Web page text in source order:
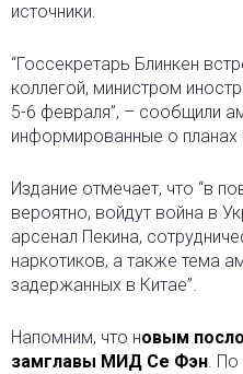
источники.
“Госсекретарь Блинкен
коллегой, министром
5-6 февраля”, – сообщили
информированные о планах
Издание отмечает, что “в
вероятно, войдут война в
арсенал Пекина,
наркотиков, а также тема
задержанных в Китае”.
Напомним, что новым
замглавы МИД Се Фэн. По